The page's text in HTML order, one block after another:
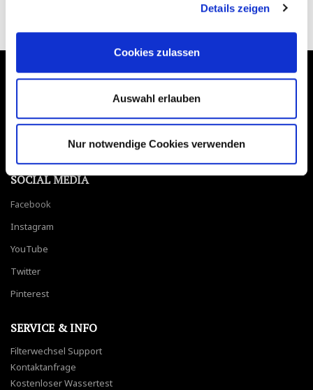
Details zeigen
Cookies zulassen
Auswahl erlauben
Nur notwendige Cookies verwenden
*Alle Preise inkl. gesetzl. MwSt., zzgl.
SOCIAL MEDIA
Facebook
Instagram
YouTube
Twitter
Pinterest
SERVICE & INFO
Filterwechsel Support
Kontaktanfrage
Kostenloser Wassertest